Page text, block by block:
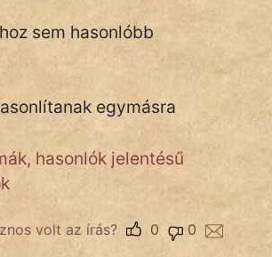
sem hasonlóbb
egymásra
hasonlók jelentésű
volt az írás? 0
0